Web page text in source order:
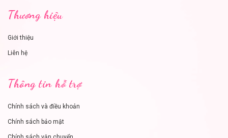
Thương hiệu
Giới thiệu
Liên hệ
Thông tin hỗ trợ
Chính sách và điều khoản
Chính sách bảo mật